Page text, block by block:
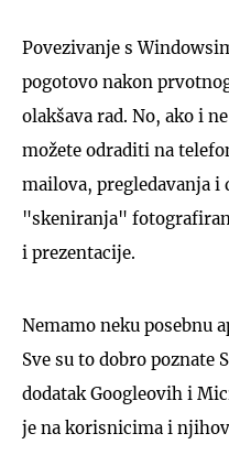
Povezivanje s
pogotovo nakon
olakšava rad. No, ako i
možete odraditi na
mailova, pregledavanja i
"skeniranja"
i prezentacije.
Nemamo neku posebnu
Sve su to dobro poznate
dodatak Googleovih i
je na korisnicima i